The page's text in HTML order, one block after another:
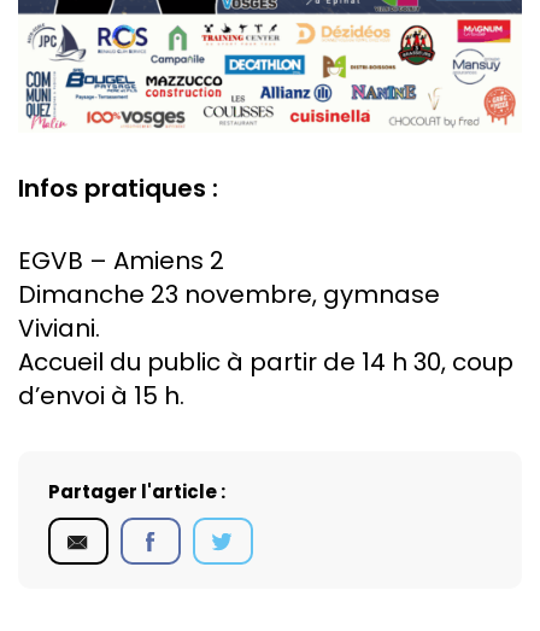
Infos pratiques :
EGVB – Amiens 2
Dimanche 23 novembre, gymnase
Viviani.
Accueil du public à partir de 14 h 30, coup
d’envoi à 15 h.
Partager l'article :